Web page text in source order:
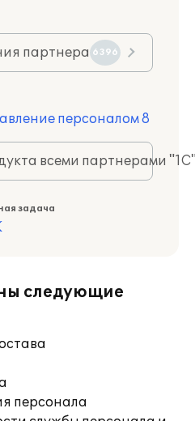
партнера 6396
персоналом 8
всеми партнерами
задача
следующие
персонала